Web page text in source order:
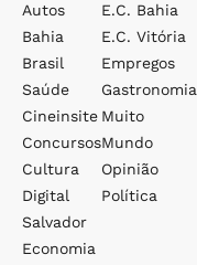
Autos
Bahia
Brasil
Saúde
Cineinsite
Concursos
Cultura
Digital
Salvador
Economia
E.c. Bahia
E.c. Vitória
Empregos
Gastronomia
Muito
Mundo
Opinião
Política